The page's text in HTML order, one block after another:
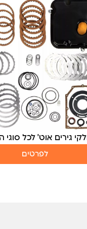
לטויוטה 2.4 2016+
לפרטים